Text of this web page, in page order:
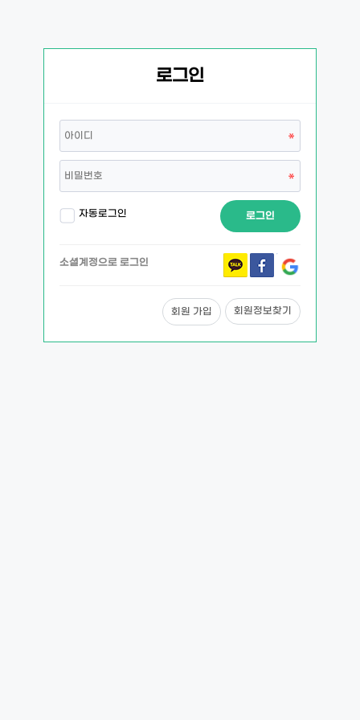
로그인
자동로그인 로그인
소셜계정으로 로그인
회원 가입 회원정보찾기